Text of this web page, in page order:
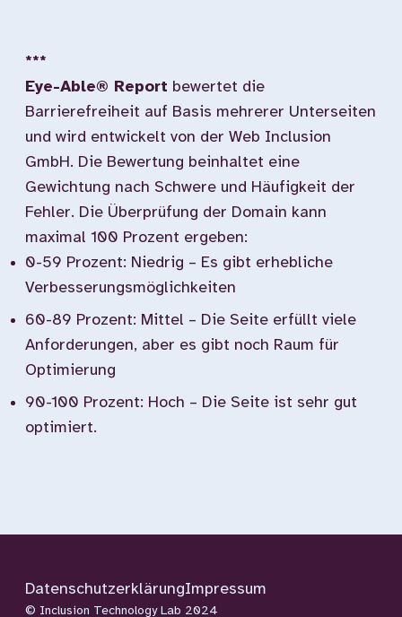
***
Eye-Able® Report bewertet die
Barrierefreiheit auf Basis mehrerer Unterseiten
und wird entwickelt von der Web Inclusion
GmbH. Die Bewertung beinhaltet eine
Gewichtung nach Schwere und Häufigkeit der
Fehler. Die Überprüfung der Domain kann
maximal 100 Prozent ergeben:
0-59 Prozent: Niedrig – Es gibt erhebliche
Verbesserungsmöglichkeiten
60-89 Prozent: Mittel – Die Seite erfüllt viele
Anforderungen, aber es gibt noch Raum für
Optimierung
90-100 Prozent: Hoch – Die Seite ist sehr gut
optimiert.
DatenschutzerklärungImpressum
© Inclusion Technology Lab 2024